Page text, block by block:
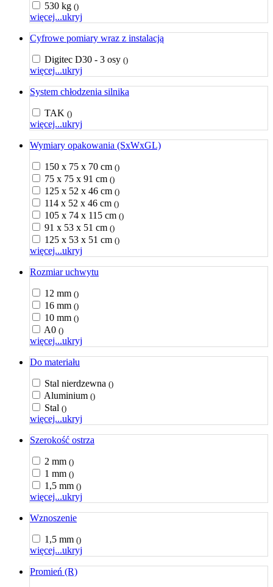
530 kg ()
więcej...ukryj
Cyfrowe pomiary wraz z instalacją
Digitec D30 - 3 osy ()
więcej...ukryj
System chłodzenia silnika
TAK ()
więcej...ukryj
Wymiary opakowania (SxWxGL)
150 x 75 x 70 cm ()
75 x 75 x 91 cm ()
125 x 52 x 46 cm ()
114 x 52 x 46 cm ()
105 x 74 x 115 cm ()
91 x 53 x 51 cm ()
125 x 53 x 51 cm ()
więcej...ukryj
Rozmiar uchwytu
12 mm ()
16 mm ()
10 mm ()
A0 ()
więcej...ukryj
Do materiału
Stal nierdzewna ()
Aluminium ()
Stal ()
więcej...ukryj
Szerokość ostrza
2 mm ()
1 mm ()
1,5 mm ()
więcej...ukryj
Wznoszenie
1,5 mm ()
więcej...ukryj
Promień (R)